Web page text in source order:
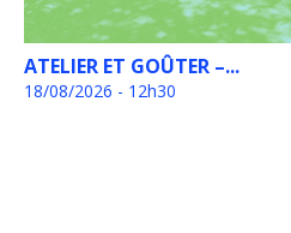
ATELIER ET GOÛTER –...
18/08/2026 - 12h30